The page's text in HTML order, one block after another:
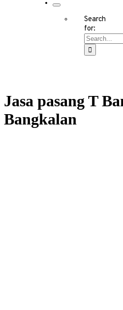
Search
for:
Jasa pasang T
Bangkalan